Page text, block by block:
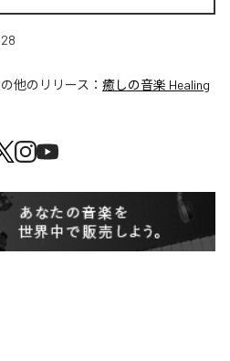
の他のリリース： 癒しの音楽 Healing